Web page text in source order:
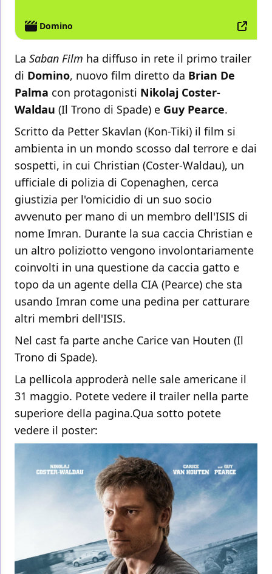
Domino
La Saban Film ha diffuso in rete il primo trailer
di Domino, nuovo film diretto da Brian De
Palma con protagonisti Nikolaj Coster-
Waldau (Il Trono di Spade) e Guy Pearce.
Scritto da Petter Skavlan (Kon-Tiki) il film si
ambienta in un mondo scosso dal terrore e dai
sospetti, in cui Christian (Coster-Waldau), un
ufficiale di polizia di Copenaghen, cerca
giustizia per l'omicidio di un suo socio
avvenuto per mano di un membro dell'ISIS di
nome Imran. Durante la sua caccia Christian e
un altro poliziotto vengono involontariamente
coinvolti in una questione da caccia gatto e
topo da un agente della CIA (Pearce) che sta
usando Imran come una pedina per catturare
altri membri dell'ISIS.
Nel cast fa parte anche Carice van Houten (Il
Trono di Spade).
La pellicola approderà nelle sale americane il
31 maggio. Potete vedere il trailer nella parte
superiore della pagina.Qua sotto potete
vedere il poster: